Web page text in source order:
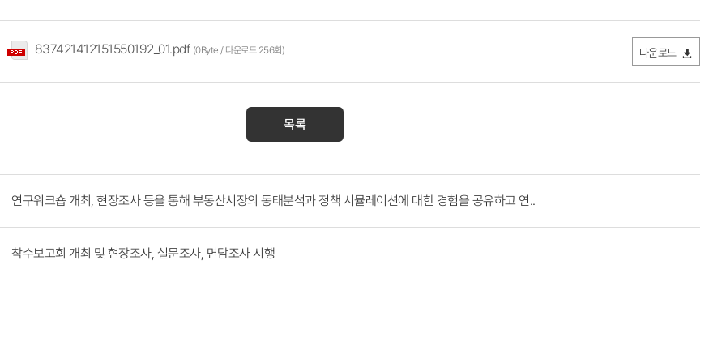
837421412151550192_01.pdf (0Byte / 다운로드 256회) 다운로드
목록
연구워크숍 개최, 현장조사 등을 통해 부동산시장의 동태분석과 정책 시뮬레이션에 대한 경험을 공유하고 연..
착수보고회 개최 및 현장조사, 설문조사, 면담조사 시행